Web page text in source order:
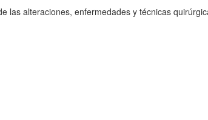
las alteraciones, enfermedades y técnicas